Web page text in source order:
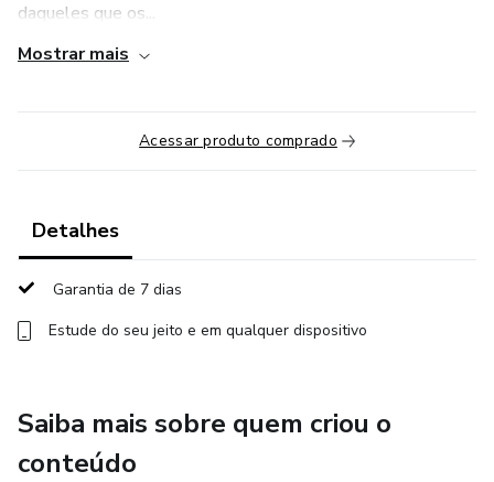
daqueles que os...
Mostrar mais
Acessar produto comprado
Detalhes
Garantia de 7 dias
Estude do seu jeito e em qualquer dispositivo
Saiba mais sobre quem criou o
conteúdo